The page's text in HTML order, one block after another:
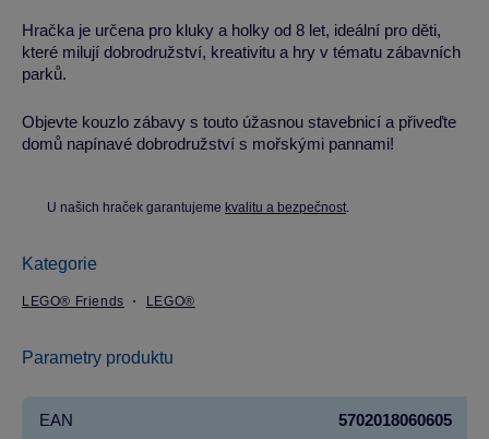
Hračka je určena pro kluky a holky od 8 let, ideální pro děti,
které milují dobrodružství, kreativitu a hry v tématu zábavních
parků.
Objevte kouzlo zábavy s touto úžasnou stavebnicí a přiveďte
domů napínavé dobrodružství s mořskými pannami!
U našich hraček garantujeme kvalitu a bezpečnost
Kategorie
LEGO® Friends LEGO®
Parametry produktu
EAN 5702018060605